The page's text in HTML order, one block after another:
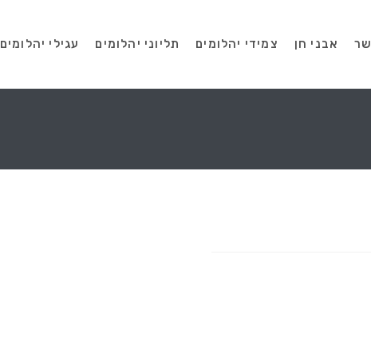
עגילי יהלומים תליוני יהלומים צמידי יהלומים אבני חן